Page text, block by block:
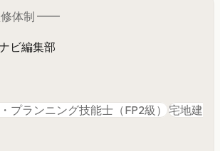
体制 ━━
ビ編集部
プランニング技能士（FP2級）宅地建